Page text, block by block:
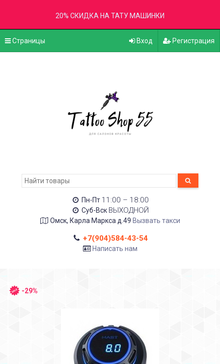
20% СКИДКА НА ТАТУ МАШИНКИ
Страницы Вход Регистрация
Пн-Пт 11:00 – 18:00
Суб-Вск ВЫХОДНОЙ
Омск, Карла Маркса д.49 Вызвать такси
+7(904)584-43-54
Написать нам
-29%